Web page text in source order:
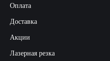
Оплата
Доставка
Акции
Лазерная резка